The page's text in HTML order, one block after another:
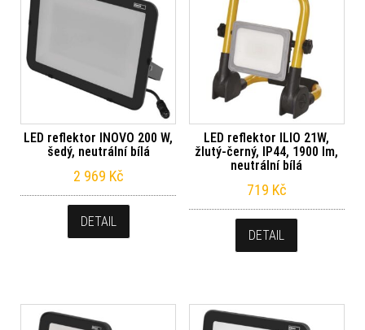
LED reflektor INOVO 200 W,
šedý, neutrální bílá
2 969 Kč
DETAIL
LED reflektor ILIO 21W,
žlutý-černý, IP44, 1900 lm,
neutrální bílá
719 Kč
DETAIL